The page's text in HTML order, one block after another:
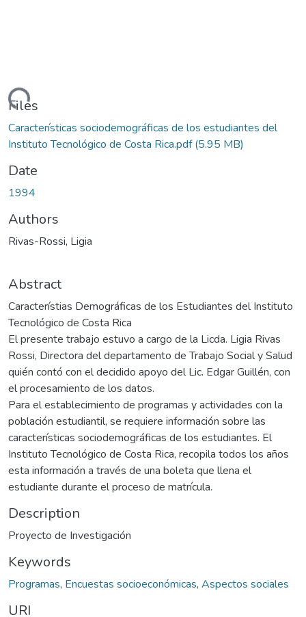
Files
Características sociodemográficas de los estudiantes del
Instituto Tecnológico de Costa Rica.pdf(5.95 MB)
Date
1994
Authors
Rivas-Rossi, Ligia
Abstract
Característias Demográficas de los Estudiantes del Instituto
Tecnológico de Costa Rica
El presente trabajo estuvo a cargo de la Licda. Ligia Rivas
Rossi, Directora del departamento de Trabajo Social y Salud
quién contó con el decidido apoyo del Lic. Edgar Guillén, con
el procesamiento de los datos.
Para el establecimiento de programas y actividades con la
población estudiantil, se requiere información sobre las
características sociodemográficas de los estudiantes. El
Instituto Tecnológico de Costa Rica, recopila todos los años
esta información a través de una boleta que llena el
estudiante durante el proceso de matrícula.
Description
Proyecto de Investigación
Keywords
Programas, Encuestas socioeconómicas, Aspectos sociales
URI